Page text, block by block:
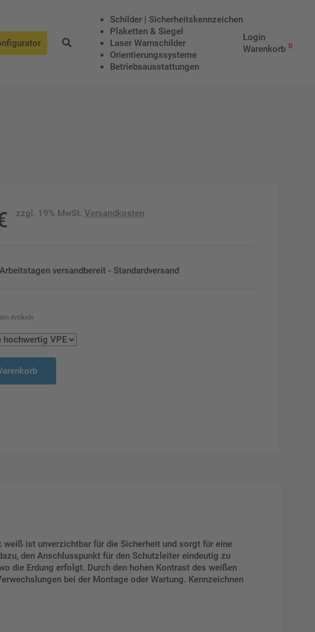
Schilder | Sicherheitskennzeichen
Plaketten & Siegel
Laser Warnschilder
Orientierungssysteme
Betriebs­aus­stattungen
Login
Warenkorb 0
zzgl. 19% MwSt. Versandkosten
versandbereit - Standardversand
Artikeln
ist unverzichtbar für die Sicherheit und sorgt für eine
den Anschlusspunkt für den Schutzleiter eindeutig zu
die Erdung erfolgt. Durch den hohen Kontrast des weißen
bei der Montage oder Wartung. Kennzeichnen